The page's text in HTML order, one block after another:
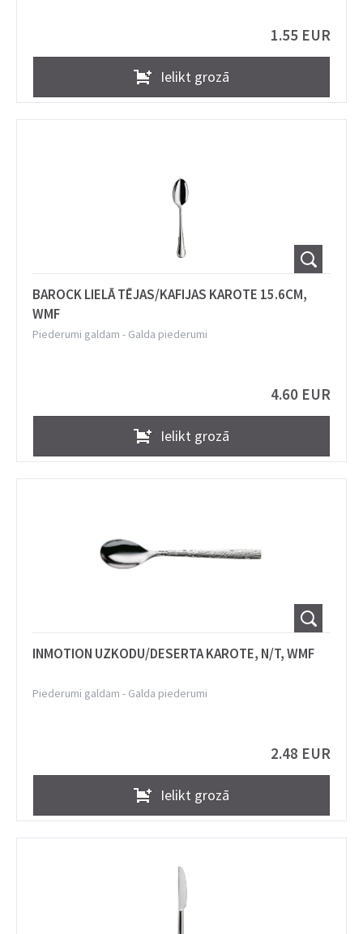
1.55 EUR
Ielikt grozā
BAROCK LIELĀ TĒJAS/KAFIJAS KAROTE 15.6CM,
WMF
Piederumi galdam - Galda piederumi
4.60 EUR
Ielikt grozā
INMOTION UZKODU/DESERTA KAROTE, N/T, WMF
Piederumi galdam - Galda piederumi
2.48 EUR
Ielikt grozā